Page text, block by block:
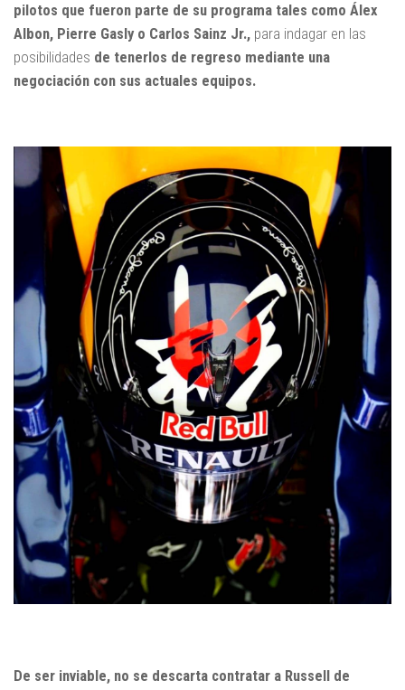
pilotos que fueron parte de su programa tales como Álex
Albon, Pierre Gasly o Carlos Sainz Jr., para indagar en las
posibilidades de tenerlos de regreso mediante una
negociación con sus actuales equipos.
De ser inviable, no se descarta contratar a Russell de